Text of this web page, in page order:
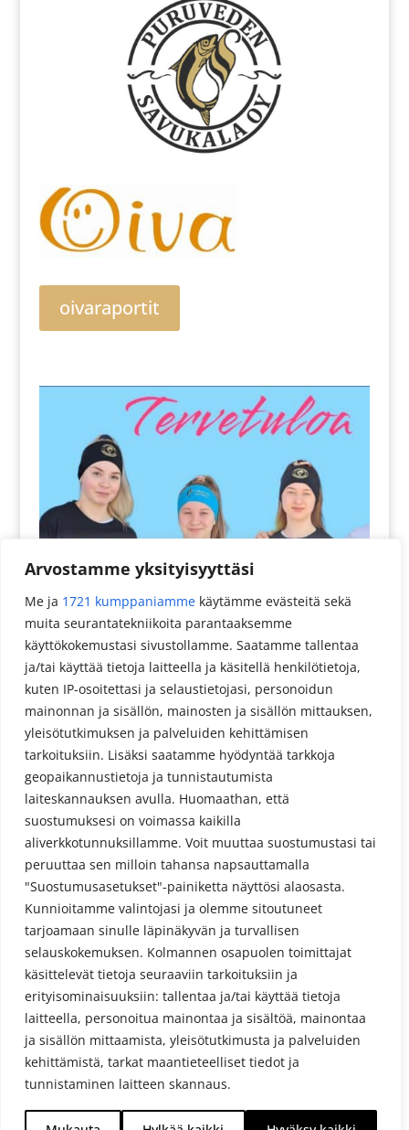
Arvostamme yksityisyyttäsi
Me ja 1721 kumppaniamme käytämme evästeitä sekä
muita seurantatekniikoita parantaaksemme
käyttökokemustasi sivustollamme. Saatamme tallentaa
ja/tai käyttää tietoja laitteella ja käsitellä henkilötietoja,
kuten IP-osoitettasi ja selaustietojasi, personoidun
mainonnan ja sisällön, mainosten ja sisällön mittauksen,
yleisötutkimuksen ja palveluiden kehittämisen
tarkoituksiin. Lisäksi saatamme hyödyntää tarkkoja
geopaikannustietoja ja tunnistautumista
laiteskannauksen avulla. Huomaathan, että
suostumuksesi on voimassa kaikilla
aliverkkotunnuksillamme. Voit muuttaa suostumustasi tai
peruuttaa sen milloin tahansa napsauttamalla
"Suostumusasetukset"-painiketta näyttösi alaosasta.
Kunnioitamme valintojasi ja olemme sitoutuneet
tarjoamaan sinulle läpinäkyvän ja turvallisen
selauskokemuksen. Kolmannen osapuolen toimittajat
käsittelevät tietoja seuraaviin tarkoituksiin ja
erityisominaisuuksiin: tallentaa ja/tai käyttää tietoja
laitteella, personoitua mainontaa ja sisältöä, mainontaa
ja sisällön mittaamista, yleisötutkimusta ja palveluiden
kehittämistä, tarkat maantieteelliset tiedot ja
tunnistaminen laitteen skannaus.
oivaraportit
Tietosuojaseloste
Puruveden Savukala Oy 2019 © powered by